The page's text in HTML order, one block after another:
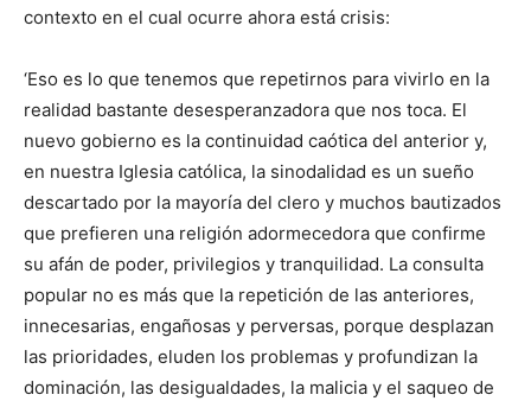
contexto en el cual ocurre ahora está crisis:
‘Eso es lo que tenemos que repetirnos para vivirlo en la
realidad bastante desesperanzadora que nos toca. El
nuevo gobierno es la continuidad caótica del anterior y,
en nuestra Iglesia católica, la sinodalidad es un sueño
descartado por la mayoría del clero y muchos bautizados
que prefieren una religión adormecedora que confirme
su afán de poder, privilegios y tranquilidad. La consulta
popular no es más que la repetición de las anteriores,
innecesarias, engañosas y perversas, porque desplazan
las prioridades, eluden los problemas y profundizan la
dominación, las desigualdades, la malicia y el saqueo de